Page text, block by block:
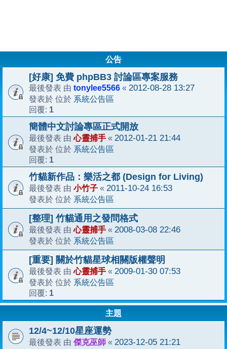
公告
[好康] 免費 phpBB3 討論區專案服務
最後發表 由 tonylee5566 « 2012-08-28 13:27
發表於 位於 系統公告區
回覆: 1
簡體中文討論專區正式開放
最後發表 由心靈捕手 « 2012-01-21 21:44
發表於 位於 系統公告區
回覆: 1
竹貓新作品：樂活之都 (Design for Living)
最後發表 由 小竹子 « 2011-10-24 16:53
發表於 位於 系統公告區
[整理] 竹貓通用之發問格式
最後發表 由心靈捕手 « 2008-03-08 22:46
發表於 位於 系統公告區
[重要] 關於竹貓星球相關版權聲明
最後發表 由心靈捕手 « 2009-01-30 07:53
發表於 位於 系統公告區
回覆: 1
主題
12/4~12/10星座運勢
最後發表 由 傑克巫師 « 2023-12-05 21:21